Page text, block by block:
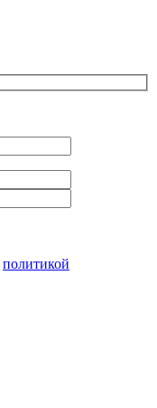
политикой